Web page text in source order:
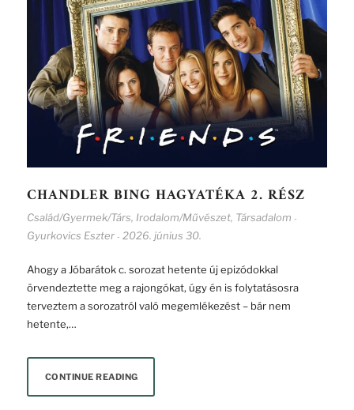
CHANDLER BING HAGYATÉKA 2. RÉSZ
Család/Gyermek/Társ, Irodalom/Művészet, Társadalom -
Gyurkovics Eszter - 2026. június 30.
Ahogy a Jóbarátok c. sorozat hetente új epizódokkal
örvendeztette meg a rajongókat, úgy én is folytatásosra
terveztem a sorozatról való megemlékezést – bár nem
hetente,…
CONTINUE READING